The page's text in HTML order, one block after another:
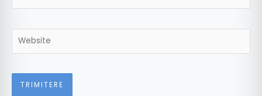
Website